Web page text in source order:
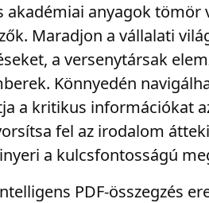
akadémiai anyagok tömör
Maradjon a vállalati
a versenytársak
Könnyedén
a kritikus információkat
fel az irodalom
a kulcsfontosságú
PDF-összegzés